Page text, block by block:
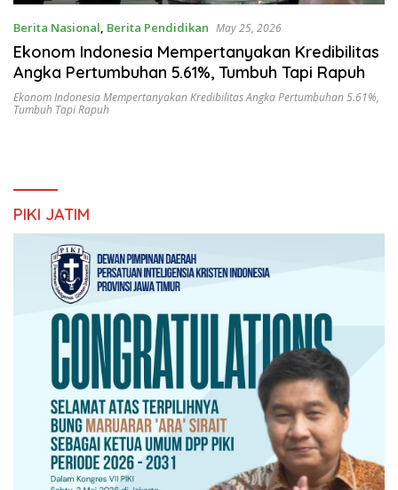
Berita Nasional, Berita Pendidikan May 25, 2026
Ekonom Indonesia Mempertanyakan Kredibilitas
Angka Pertumbuhan 5.61%, Tumbuh Tapi Rapuh
Ekonom Indonesia Mempertanyakan Kredibilitas Angka Pertumbuhan 5.61%,
Tumbuh Tapi Rapuh
PIKI JATIM